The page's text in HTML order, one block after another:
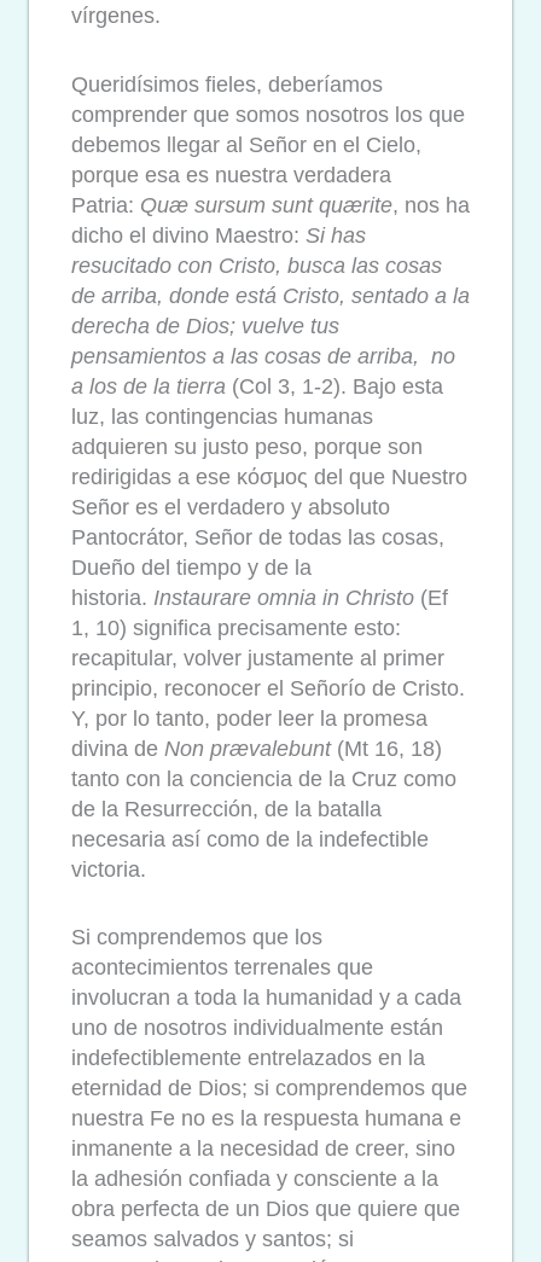
vírgenes.
Queridísimos fieles, deberíamos
comprender que somos nosotros los que
debemos llegar al Señor en el Cielo,
porque esa es nuestra verdadera
Patria: Quæ sursum sunt quærite, nos ha
dicho el divino Maestro: Si has
resucitado con Cristo, busca las cosas
de arriba, donde está Cristo, sentado a la
derecha de Dios; vuelve tus
pensamientos a las cosas de arriba, no
a los de la tierra (Col 3, 1-2). Bajo esta
luz, las contingencias humanas
adquieren su justo peso, porque son
redirigidas a ese κόσμος del que Nuestro
Señor es el verdadero y absoluto
Pantocrátor, Señor de todas las cosas,
Dueño del tiempo y de la
historia. Instaurare omnia in Christo (Ef
1, 10) significa precisamente esto:
recapitular, volver justamente al primer
principio, reconocer el Señorío de Cristo.
Y, por lo tanto, poder leer la promesa
divina de Non prævalebunt (Mt 16, 18)
tanto con la conciencia de la Cruz como
de la Resurrección, de la batalla
necesaria así como de la indefectible
victoria.
Si comprendemos que los
acontecimientos terrenales que
involucran a toda la humanidad y a cada
uno de nosotros individualmente están
indefectiblemente entrelazados en la
eternidad de Dios; si comprendemos que
nuestra Fe no es la respuesta humana e
inmanente a la necesidad de creer, sino
la adhesión confiada y consciente a la
obra perfecta de un Dios que quiere que
seamos salvados y santos; si